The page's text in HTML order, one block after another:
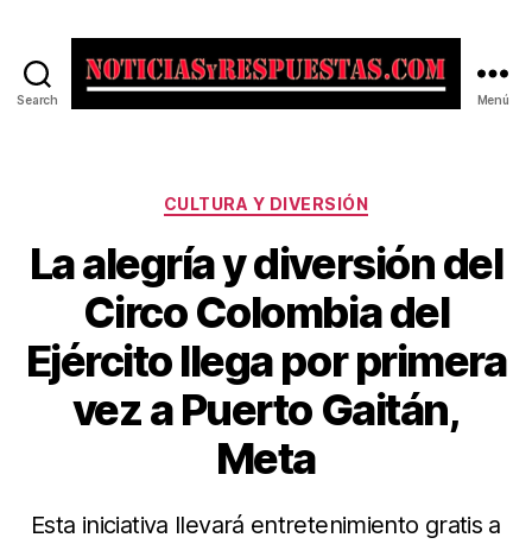
Search Menú
Categorías
CULTURA Y DIVERSIÓN
La alegría y diversión del
Circo Colombia del
Ejército llega por primera
vez a Puerto Gaitán,
Meta
Esta iniciativa llevará entretenimiento gratis a